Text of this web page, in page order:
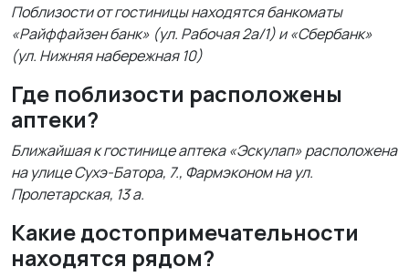
Поблизости от гостиницы находятся банкоматы
«Райффайзен банк» (ул. Рабочая 2а/1) и «Сбербанк»
(ул. Нижняя набережная 10)
Где поблизости расположены
аптеки?
Ближайшая к гостинице аптека «Эскулап» расположена
на улице Сухэ-Батора, 7., Фармэконом на ул.
Пролетарская, 13 а.
Какие достопримечательности
находятся рядом?